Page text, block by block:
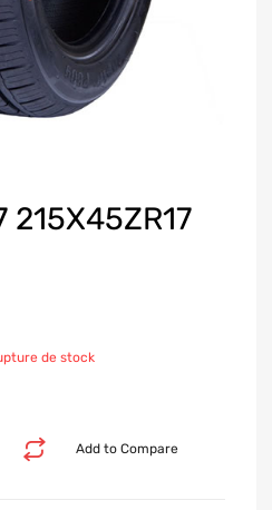
215X45ZR17
de stock
Add to Compare